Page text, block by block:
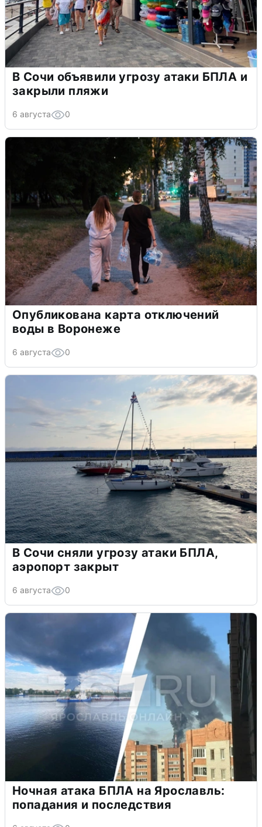
В Сочи объявили угрозу атаки БПЛА и
закрыли пляжи
6 августа 0
Опубликована карта отключений
воды в Воронеже
6 августа 0
В Сочи сняли угрозу атаки БПЛА,
аэропорт закрыт
6 августа 0
Ночная атака БПЛА на Ярославль:
попадания и последствия